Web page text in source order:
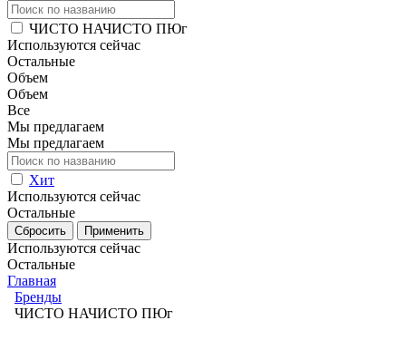
ЧИСТО НАЧИСТО ПЮг
Используются сейчас
Остальные
Объем
Объем
Все
Мы предлагаем
Мы предлагаем
Хит
Используются сейчас
Остальные
Используются сейчас
Остальные
Главная
Бренды
ЧИСТО НАЧИСТО ПЮг